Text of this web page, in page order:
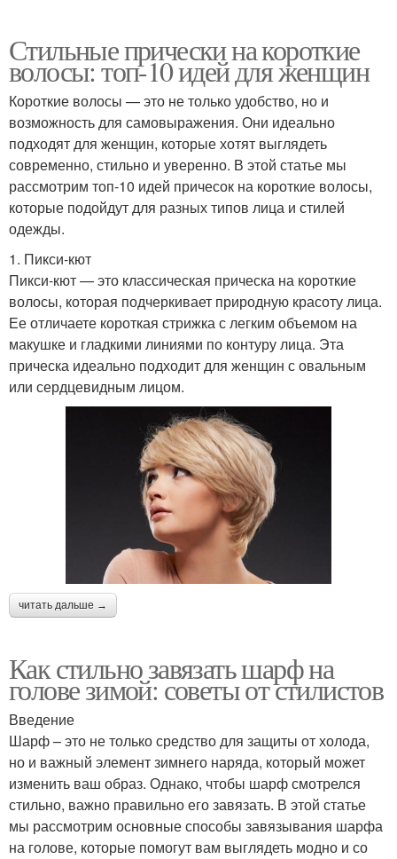
Стильные прически на короткие
волосы: топ-10 идей для женщин
Короткие волосы — это не только удобство, но и
возможность для самовыражения. Они идеально
подходят для женщин, которые хотят выглядеть
современно, стильно и уверенно. В этой статье мы
рассмотрим топ-10 идей причесок на короткие волосы,
которые подойдут для разных типов лица и стилей
одежды.
1. Пикси-кют
Пикси-кют — это классическая прическа на короткие
волосы, которая подчеркивает природную красоту лица.
Ее отличаете короткая стрижка с легким объемом на
макушке и гладкими линиями по контуру лица. Эта
прическа идеально подходит для женщин с овальным
или сердцевидным лицом.
читать дальше →
Как стильно завязать шарф на
голове зимой: советы от стилистов
Введение
Шарф – это не только средство для защиты от холода,
но и важный элемент зимнего наряда, который может
изменить ваш образ. Однако, чтобы шарф смотрелся
стильно, важно правильно его завязать. В этой статье
мы рассмотрим основные способы завязывания шарфа
на голове, которые помогут вам выглядеть модно и со